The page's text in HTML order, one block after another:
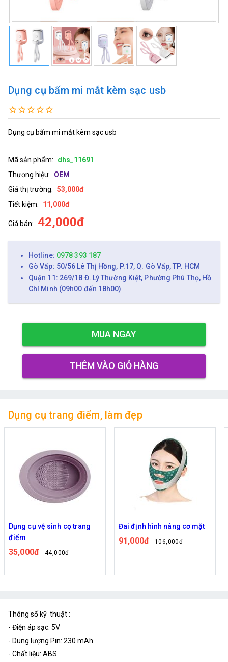
Dụng cụ bấm mi mắt kèm sạc usb
Dụng cụ bấm mi mắt kèm sạc usb
Mã sản phẩm:
dhs_11691
Thương hiệu:
OEM
Giá thị trường: 53,000đ
Tiết kiệm:
11,000đ
Giá bán: 42,000đ
Hotline: 0978 393 187
Gò Vấp: 50/56 Lê Thị Hồng, P.17, Q. Gò Vấp, TP. HCM
Quận 11: 269/18 Đ. Lý Thường Kiệt, Phường Phú Thọ, Hồ
Chí Minh (09h00 đến 18h00)
MUA NGAY
THÊM VÀO GIỎ HÀNG
Dụng cụ trang điểm, làm đẹp
Dụng cụ vệ sinh cọ trang
điểm
35,000đ 44,000đ
Đai định hình nâng cơ mặt
91,000đ 106,000đ
Thông số kỹ thuật :
- Điện áp sạc: 5V
- Dung lượng Pin: 230 mAh
- Chất liệu: ABS